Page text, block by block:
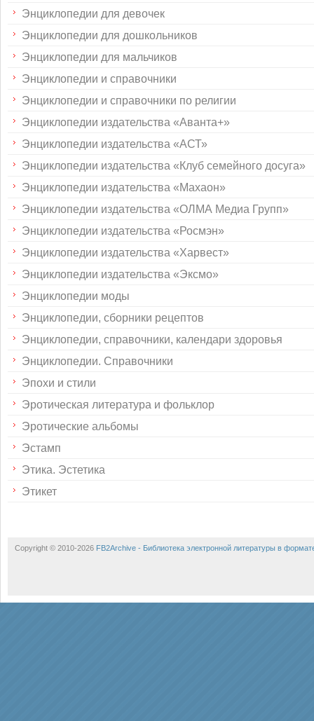
Энциклопедии для девочек
Энциклопедии для дошкольников
Энциклопедии для мальчиков
Энциклопедии и справочники
Энциклопедии и справочники по религии
Энциклопедии издательства «Аванта+»
Энциклопедии издательства «АСТ»
Энциклопедии издательства «Клуб семейного досуга»
Энциклопедии издательства «Махаон»
Энциклопедии издательства «ОЛМА Медиа Групп»
Энциклопедии издательства «Росмэн»
Энциклопедии издательства «Харвест»
Энциклопедии издательства «Эксмо»
Энциклопедии моды
Энциклопедии, сборники рецептов
Энциклопедии, справочники, календари здоровья
Энциклопедии. Справочники
Эпохи и стили
Эротическая литература и фольклор
Эротические альбомы
Эстамп
Этика. Эстетика
Этикет
Copyright © 2010-2026 FB2Archive - Библиотека электронной литературы в